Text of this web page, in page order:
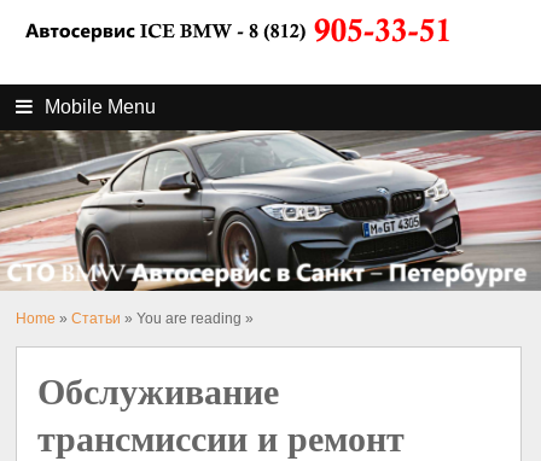
Mobile Menu
Home »Статьи » You are reading »
Обслуживание
трансмиссии и ремонт